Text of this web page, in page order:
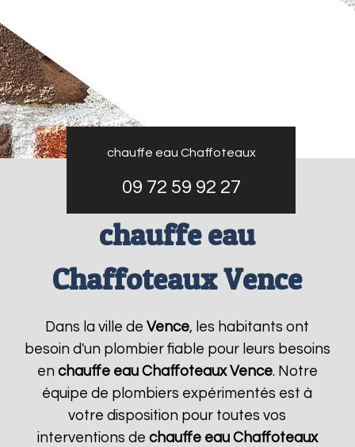
chauffe eau Chaffoteaux
09 72 59 92 27
chauffe eau
Chaffoteaux Vence
Dans la ville deVence, les habitants ont
besoin d'un plombier fiable pour leurs besoins
en chauffe eau Chaffoteaux Vence. Notre
équipe de plombiers expérimentés est à
votre disposition pour toutes vos
interventions de chauffe eau Chaffoteaux